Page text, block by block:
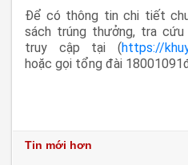
Để có thông tin chi tiết
sách trúng thưởng, tra
truy cập tại (https://
hoặc gọi tổng đài
Tin mới hơn